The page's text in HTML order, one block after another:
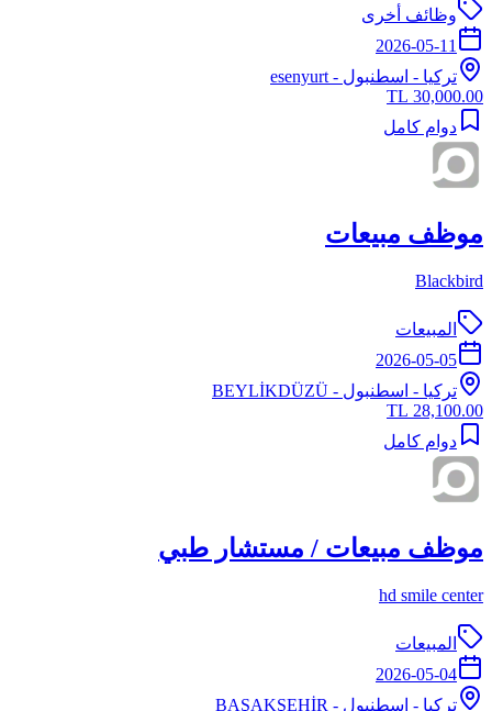
وظائف أخرى
2026-05-11
تركيا - اسطنبول - esenyurt
30,000.00 TL
دوام كامل
موظف مبيعات
Blackbird
المبيعات
2026-05-05
تركيا - اسطنبول - BEYLİKDÜZÜ
28,100.00 TL
دوام كامل
موظف مبيعات / مستشار طبي
hd smile center
المبيعات
2026-05-04
تركيا - اسطنبول - BAŞAKŞEHİR